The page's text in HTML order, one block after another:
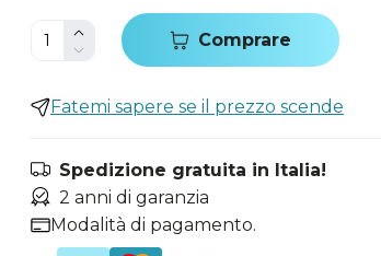
Comprare
Fatemi sapere se il prezzo scende
Spedizione gratuita in Italia!
2 anni di garanzia
Modalità di pagamento.